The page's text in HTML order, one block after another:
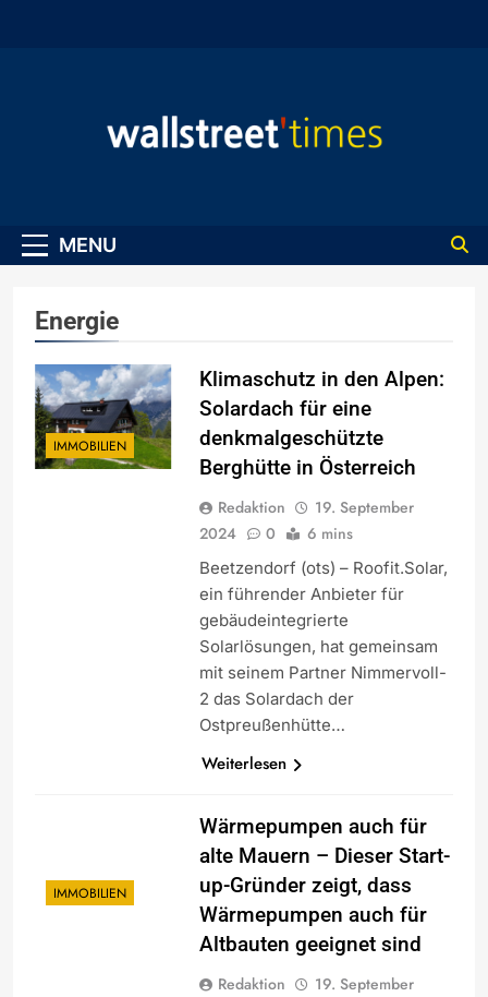
MENU
Energie
IMMOBILIEN
Klimaschutz in den Alpen:
Solardach für eine
denkmalgeschützte
Berghütte in Österreich
Redaktion
19. September
2024
0 6 mins
Beetzendorf (ots) – Roofit.Solar,
ein führender Anbieter für
gebäudeintegrierte
Solarlösungen, hat gemeinsam
mit seinem Partner Nimmervoll-
2 das Solardach der
Ostpreußenhütte…
Weiterlesen
IMMOBILIEN
Wärmepumpen auch für
alte Mauern – Dieser Start-
up-Gründer zeigt, dass
Wärmepumpen auch für
Altbauten geeignet sind
Redaktion
19. September